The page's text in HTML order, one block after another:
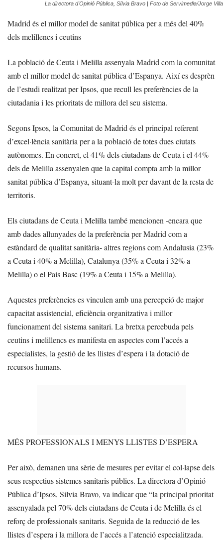
La directora d'Opinió Pública, Sílvia Bravo | Foto de Servimedia/Jorge Villa
Madrid és el millor model de sanitat pública per a més del 40%
dels melillencs i ceutins
La població de Ceuta i Melilla assenyala Madrid com la comunitat
amb el millor model de sanitat pública d’Espanya. Així es desprèn
de l’estudi realitzat per Ipsos, que recull les preferències de la
ciutadania i les prioritats de millora del seu sistema.
Segons Ipsos, la Comunitat de Madrid és el principal referent
d’excel·lència sanitària per a la població de totes dues ciutats
autònomes. En concret, el 41% dels ciutadans de Ceuta i el 44%
dels de Melilla assenyalen que la capital compta amb la millor
sanitat pública d’Espanya, situant-la molt per davant de la resta de
territoris.
Els ciutadans de Ceuta i Melilla també mencionen -encara que
amb dades allunyades de la preferència per Madrid com a
estàndard de qualitat sanitària- altres regions com Andalusia (23%
a Ceuta i 40% a Melilla), Catalunya (35% a Ceuta i 32% a
Melilla) o el País Basc (19% a Ceuta i 15% a Melilla).
Aquestes preferències es vinculen amb una percepció de major
capacitat assistencial, eficiència organitzativa i millor
funcionament del sistema sanitari. La bretxa percebuda pels
ceutins i melillencs es manifesta en aspectes com l’accés a
especialistes, la gestió de les llistes d’espera i la dotació de
recursos humans.
MÉS PROFESSIONALS I MENYS LLISTES D’ESPERA
Per això, demanen una sèrie de mesures per evitar el col·lapse dels
seus respectius sistemes sanitaris públics. La directora d’Opinió
Pública d’Ipsos, Silvia Bravo, va indicar que “la principal prioritat
assenyalada pel 70% dels ciutadans de Ceuta i de Melilla és el
reforç de professionals sanitaris. Seguida de la reducció de les
llistes d’espera i la millora de l’accés a l’atenció especialitzada.